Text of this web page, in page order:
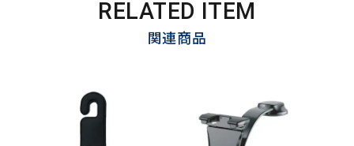
RELATED ITEM
関連商品